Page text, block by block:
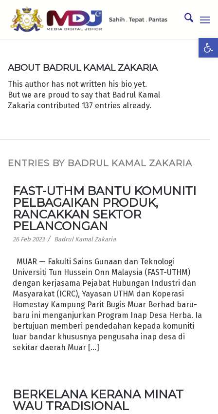
ABOUT BADRUL KAMAL ZAKARIA
This author has not written his bio yet.
But we are proud to say that Badrul Kamal
Zakaria contributed 137 entries already.
ENTRIES BY BADRUL KAMAL ZAKARIA
FAST-UTHM BANTU KOMUNITI
PELBAGAIKAN PRODUK,
RANCAKKAN SEKTOR
PELANCONGAN
26 Feb 2023 / Badrul Kamal Zakaria
MUAR — Fakulti Sains Gunaan dan Teknologi
Universiti Tun Hussein Onn Malaysia (FAST-UTHM)
dengan kerjasama Pejabat Hubungan Industri dan
Masyarakat (ICRC), Yayasan UTHM dan Koperasi
Homestay Kampung Parit Bugis Muar Berhad baru-
baru ini menganjurkan Program Inap Desa Herba. Ia
bertujuan memberi pendedahan kepada komuniti
luar bandar khususnya pengusaha inap desa di
sekitar daerah Muar […]
BERKELANA KERANA MINAT
WAU TRADISIONAL